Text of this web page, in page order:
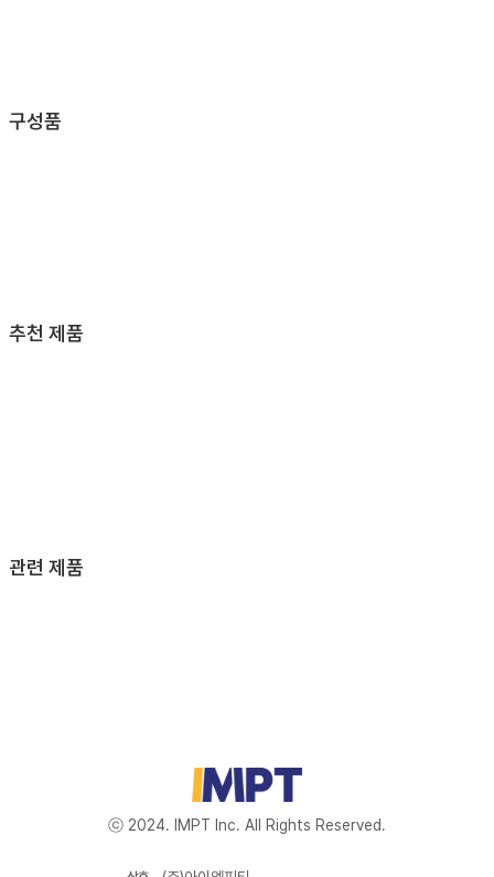
구성품
추천 제품
관련 제품
ⓒ 2024. IMPT Inc. All Rights Reserved.